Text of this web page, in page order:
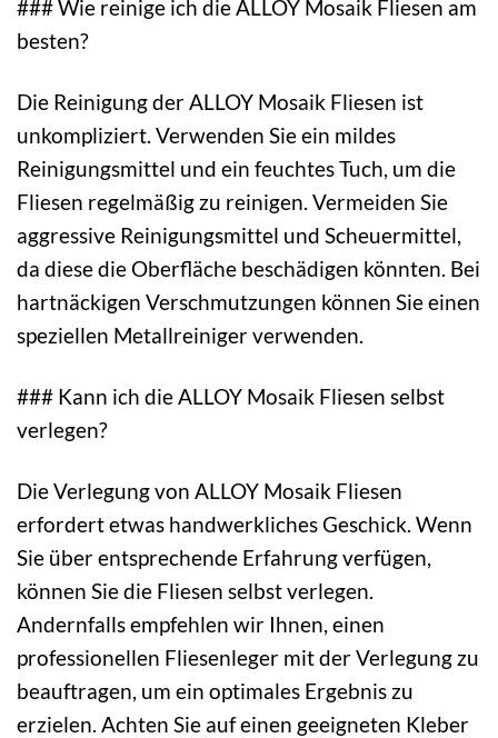
### Wie reinige ich die ALLOY Mosaik Fliesen am
besten?
Die Reinigung der ALLOY Mosaik Fliesen ist
unkompliziert. Verwenden Sie ein mildes
Reinigungsmittel und ein feuchtes Tuch, um die
Fliesen regelmäßig zu reinigen. Vermeiden Sie
aggressive Reinigungsmittel und Scheuermittel,
da diese die Oberfläche beschädigen könnten. Bei
hartnäckigen Verschmutzungen können Sie einen
speziellen Metallreiniger verwenden.
### Kann ich die ALLOY Mosaik Fliesen selbst
verlegen?
Die Verlegung von ALLOY Mosaik Fliesen
erfordert etwas handwerkliches Geschick. Wenn
Sie über entsprechende Erfahrung verfügen,
können Sie die Fliesen selbst verlegen.
Andernfalls empfehlen wir Ihnen, einen
professionellen Fliesenleger mit der Verlegung zu
beauftragen, um ein optimales Ergebnis zu
erzielen. Achten Sie auf einen geeigneten Kleber